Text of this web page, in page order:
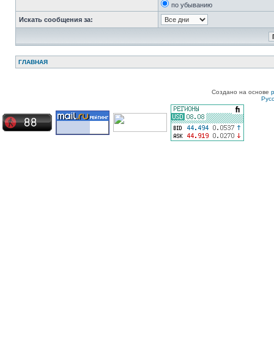
по убыванию
Искать сообщения за:
ГЛАВНАЯ
Создано на основе